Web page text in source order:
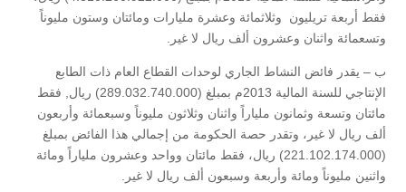
فقط أربعة تريليون وثلاثمائة وعشرة مليارات ومائتان وستون مليوناً
وتسعمائة واثنان وعشرون ألف ريال لا غير.
ب – يقدر فائض النشاط الجاري لوحدات القطاع العام ذات الطابع
الإنتاجي للسنة المالية 2013م بمبلغ (289.032.740.000) ريال, فقط
مائتان وتسعة وثمانون ملياراً واثنان وثلاثون مليوناً وسبعمائة وأربعون
ألف ريال لا غير، وتقدر حصة الحكومة من إجمالي هذا الفائض بمبلغ
(221.102.174.000) ريال، فقط مائتان وواحد وعشرون ملياراً ومائة
واثنين مليوناً ومائة وأربعة وسبعون ألف ريال لا غير.